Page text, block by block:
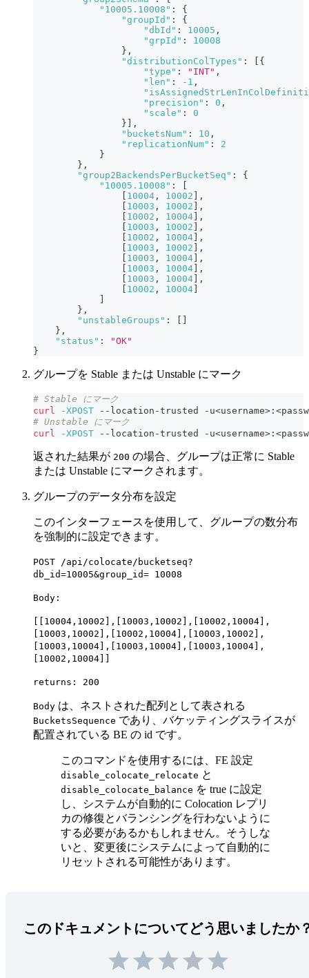
"10005.10008" :
{
"groupId" :
{
"dbId" : 10005 ,
"grpId" :
10008
} ,
"distributionColTypes" :
{
"type" : "INT" ,
"len" : -1 ,
"precision" : 0 ,
"scale" :
0
}
,
"bucketsNum" : 10 ,
"replicationNum" :
2
}
} ,
"group2BackendsPerBucketSeq" :
{
"10005.10008" :
10004 , 10002
,
10003 , 10002
,
10002 , 10004
,
10003 , 10002
,
10002 , 10004
,
10003 , 10002
,
10003 , 10004
,
10003 , 10004
,
10003 , 10004
,
10002 , 10004
} ,
"unstableGroups" :
} ,
"status" :
"OK"
}
グループを Stable または Unstable にマーク
# Stable にマーク
curl
-XPOST --location-trusted -u<username> : <
# Unstable にマーク
curl
-XPOST --location-trusted -u<username> : <
返された結果が 200 の場合、グループは正常に Stable
または Unstable にマークされます。
グループのデータ分布を設定
このインターフェースを使用して、グループの数分布
を強制的に設定できます。
POST /api/colocate/bucketseq?
db_id=10005&group_id= 10008
Body:
[[10004,10002],[10003,10002],[10002,10004],
[10003,10002],[10002,10004],[10003,10002],
[10003,10004],[10003,10004],[10003,10004],
[10002,10004]]
returns: 200
Body は、ネストされた配列として表される
BucketsSequence であり、バケッティングスライスが
配置されている BE の id です。
このコマンドを使用するには、FE 設定
disable_colocate_relocate と
disable_colocate_balance を true に設定
し、システムが自動的に Colocation レプリ
カの修復とバランシングを行わないように
する必要があるかもしれません。そうしな
いと、変更後にシステムによって自動的に
リセットされる可能性があります。
このドキュメントについてどう思いましたか